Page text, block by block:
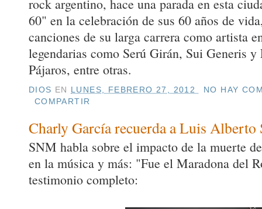
rock argentino, hace una parada en esta
60" en la celebración de sus 60 años de
canciones de su larga carrera como artista
legendarias como Serú Girán, Sui Generis
Pájaros, entre otras.
DIOS EN LUNES, FEBRERO 27, 2012
NO HAY
COMPARTIR
Charly García recuerda a Luis Alberto
SNM habla sobre el impacto de la muerte
en la música y más: "Fue el Maradona del
testimonio completo: